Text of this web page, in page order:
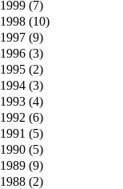
1999 (7)
1998 (10)
1997 (9)
1996 (3)
1995 (2)
1994 (3)
1993 (4)
1992 (6)
1991 (5)
1990 (5)
1989 (9)
1988 (2)